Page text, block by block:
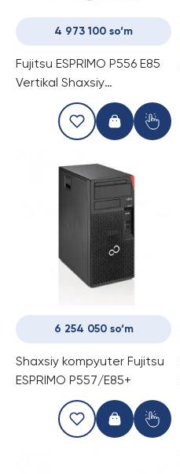
4 973 100 so‘m
Fujitsu ESPRIMO P556 E85
Vertikal Shaxsiy
Kompyuteri
6 254 050 so‘m
Shaxsiy kompyuter Fujitsu
ESPRIMO P557/E85+